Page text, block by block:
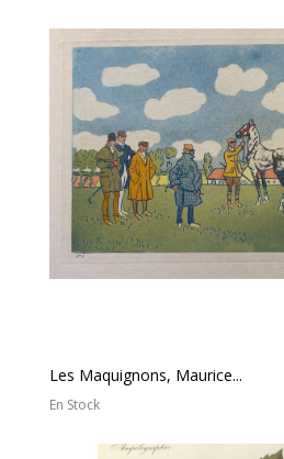
Les Maquignons, Maurice...
En Stock